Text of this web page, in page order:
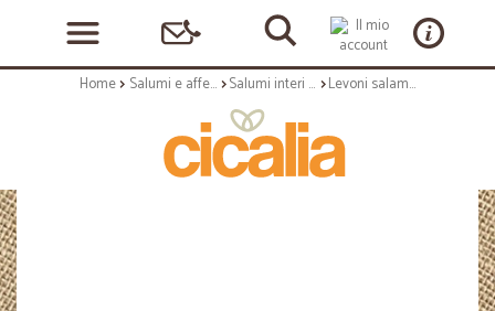
Home Salumi e affettati Salumi interi e al trancio Levoni salame amabile gr.250